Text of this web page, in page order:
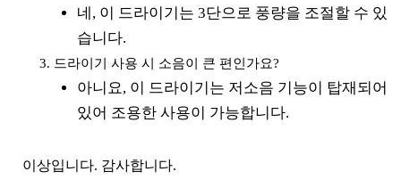
네, 이 드라이기는 3단으로 풍량을 조절할 수 있
습니다.
드라이기 사용 시 소음이 큰 편인가요?
아니요, 이 드라이기는 저소음 기능이 탑재되어
있어 조용한 사용이 가능합니다.
이상입니다. 감사합니다.